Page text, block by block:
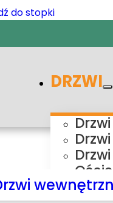
do stopki
DRZWI